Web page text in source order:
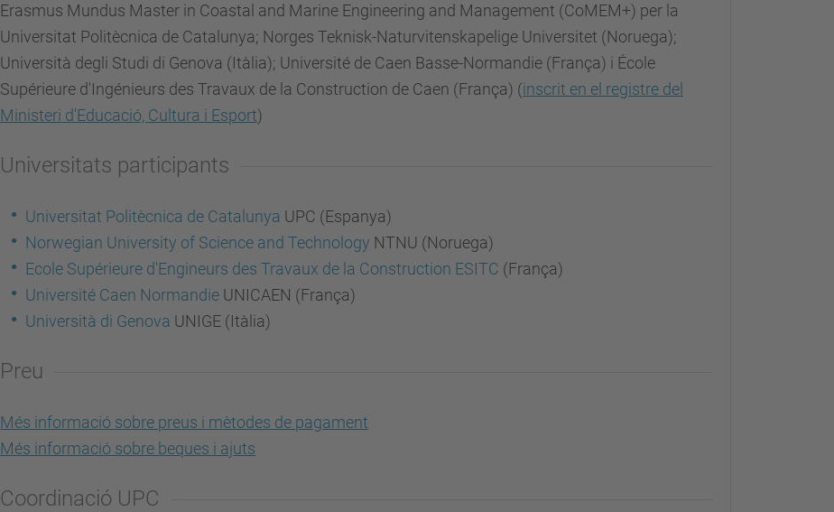
Erasmus Mundus Master in Coastal and Marine Engineering and Management (CoMEM+) per la
Universitat Politècnica de Catalunya; Norges Teknisk-Naturvitenskapelige Universitet (Noruega);
Università degli Studi di Genova (Itàlia); Université de Caen Basse-Normandie (França) i École
Supérieure d'Ingénieurs des Travaux de la Construction de Caen (França) (inscrit en el registre del
Ministeri d'Educació, Cultura i Esport)
Universitats participants
Universitat Politècnica de Catalunya UPC (Espanya)
Norwegian University of Science and Technology NTNU (Noruega)
Ecole Supérieure d'Engineurs des Travaux de la Construction ESITC (França)
Université Caen Normandie UNICAEN (França)
Università di Genova UNIGE (Itàlia)
Preu
Més informació sobre preus i mètodes de pagament
Més informació sobre beques i ajuts
Coordinació UPC